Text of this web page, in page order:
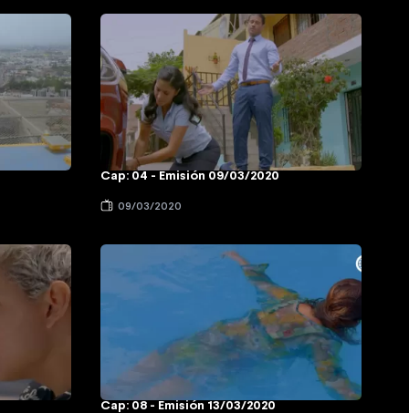
Cap: 04 - Emisión 09/03/2020
09/03/2020
Cap: 08 - Emisión 13/03/2020